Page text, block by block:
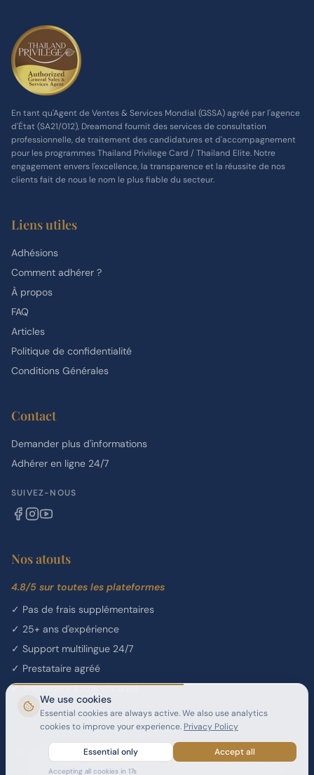
We use cookies
Essential cookies are always active. We also use analytics
cookies to improve your experience. Privacy Policy
Essential only Accept all
Accepting all cookies in 17s
En tant qu'Agent de Ventes & Services Mondial (GSSA) agréé par l'agence
d'État (SA21/012), Dreamond fournit des services de consultation
professionnelle, de traitement des candidatures et d'accompagnement
pour les programmes Thailand Privilege Card / Thailand Elite. Notre
engagement envers l'excellence, la transparence et la réussite de nos
clients fait de nous le nom le plus fiable du secteur.
Liens utiles
Adhésions
Comment adhérer ?
À propos
FAQ
Articles
Politique de confidentialité
Conditions Générales
Contact
Demander plus d'informations
Adhérer en ligne 24/7
SUIVEZ-NOUS
Nos atouts
4.8/5 sur toutes les plateformes
✓ Pas de frais supplémentaires
✓ 25+ ans d'expérience
✓ Support multilingue 24/7
✓ Prestataire agréé
✓Traitement 100% sécurisé
Agent Général de Vente et de Services (GSSA) agréé pour le programme
de visa longue durée Thailand Elite — Dreamond, Licence SA21/012.